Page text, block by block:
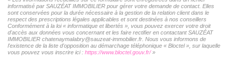
informatisé par SAUZÉAT IMMOBILIER pour gérer votre demande de contact. Elles
sont conservées pour la durée nécessaire à la gestion de la relation client dans le
respect des prescriptions légales applicables et sont destinées à nos conseillers
Conformément à la loi « informatique et libertés », vous pouvez exercer votre droit
d'accès aux données vous concernant et les faire rectifier en contactant SAUZÉAT
IMMOBILIER chatenaymalabry@sauzeat-immobilier.fr. Nous vous informons de
l'existence de la liste d'opposition au démarchage téléphonique « Bloctel », sur laquelle
vous pouvez vous inscrire ici : https://www.bloctel.gouv.fr/»